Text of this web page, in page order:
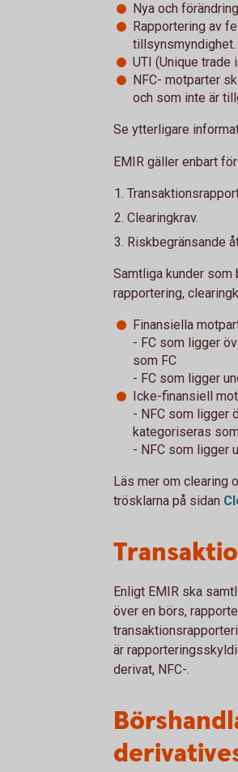
Nya och
Rapportering av
tillsynsmyndighet.
UTI (Unique trade
NFC- motparter
och som inte är
Se ytterligare
EMIR gäller enbart
Clearingkrav.
Riskbegränsande
Samtliga kunder som
rapportering,
Finansiella
- FC som ligger
som FC
- FC som ligger
Icke-finansiell
- NFC som ligger
kategoriseras
- NFC som ligger
Läs mer om clearing
trösklarna på sidan
Enligt EMIR ska
över en börs,
är
derivat, NFC-.